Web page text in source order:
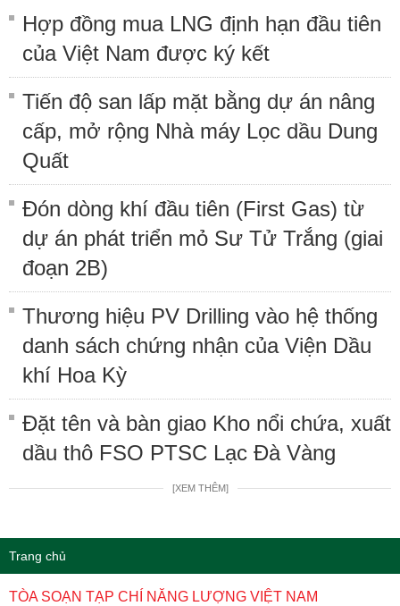
Hợp đồng mua LNG định hạn đầu tiên
của Việt Nam được ký kết
Tiến độ san lấp mặt bằng dự án nâng
cấp, mở rộng Nhà máy Lọc dầu Dung
Quất
Đón dòng khí đầu tiên (First Gas) từ
dự án phát triển mỏ Sư Tử Trắng (giai
đoạn 2B)
Thương hiệu PV Drilling vào hệ thống
danh sách chứng nhận của Viện Dầu
khí Hoa Kỳ
Đặt tên và bàn giao Kho nổi chứa, xuất
dầu thô FSO PTSC Lạc Đà Vàng
[XEM THÊM]
Trang chủ
TÒA SOẠN TẠP CHÍ NĂNG LƯỢNG VIỆT NAM